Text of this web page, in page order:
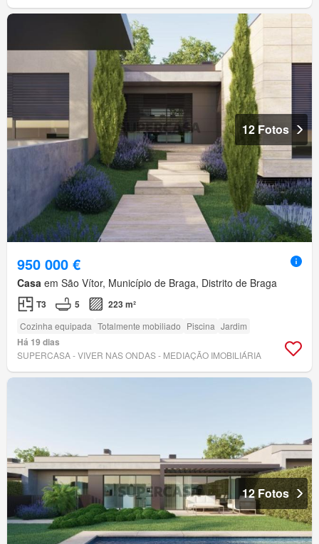
12 Fotos
950 000 €
Casa em São Vítor, Município de Braga, Distrito de Braga
T3 5 223 m²
Cozinha equipada Totalmente mobiliado Piscina Jardim
Há 19 dias
SUPERCASA - VIVER NAS ONDAS - MEDIAÇÃO IMOBILIÁRIA
12 Fotos